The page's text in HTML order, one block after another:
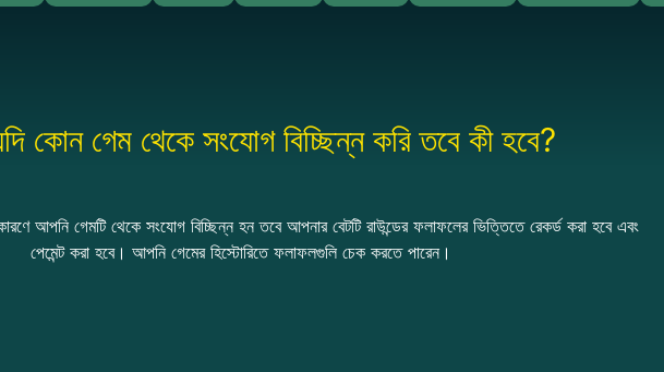
কোন গেম থেকে সংযোগ বিচ্ছিন্ন করি তবে কী হবে?
আপনি গেমটি থেকে সংযোগ বিচ্ছিন্ন হন তবে আপনার বেটটি রাউন্ডের ফলাফলের ভিত্তিতে রেকর্ড করা হবে এবং
পেমেন্ট করা হবে। আপনি গেমের হিস্টোরিতে ফলাফলগুলি চেক করতে পারেন।